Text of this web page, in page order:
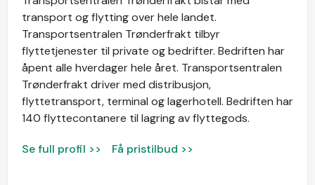
transport og flytting over hele landet.
Transportsentralen Trønderfrakt tilbyr
flyttetjenester til private og bedrifter. Bedriften har
åpent alle hverdager hele året. Transportsentralen
Trønderfrakt driver med distribusjon,
flyttetransport, terminal og lagerhotell. Bedriften har
140 flyttecontanere til lagring av flyttegods.
Se full profil >> Få pristilbud >>